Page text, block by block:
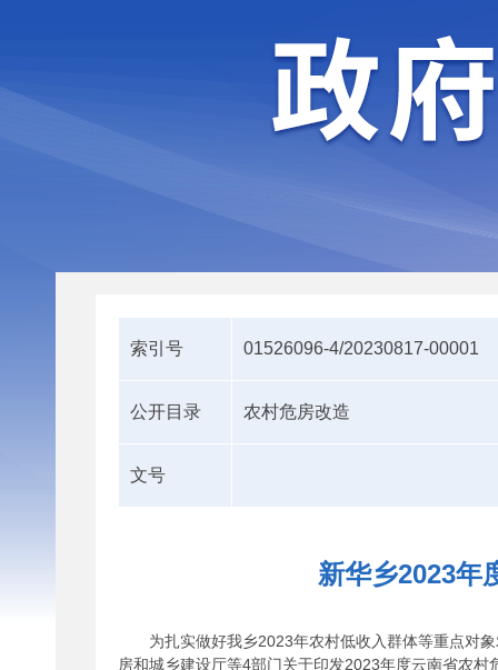
索引号 01526096-4/20230817-00001
公开目录 农村危房改造
文号
新华乡2023年
为扎实做好我乡2023年农村低收入群体等重点对
房和城乡建设厅等4部门关于印发2023年度云南省农